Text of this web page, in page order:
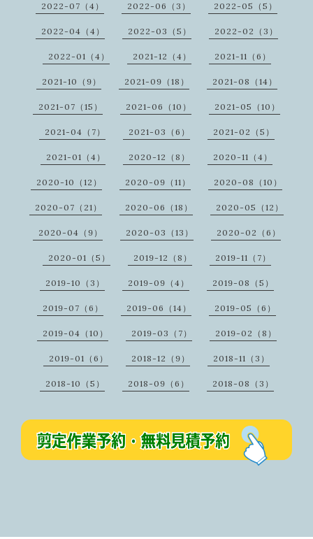
2022-07（4） 2022-06（3） 2022-05（5）
2022-04（4） 2022-03（5） 2022-02（3）
2022-01（4） 2021-12（4） 2021-11（6）
2021-10（9） 2021-09（18） 2021-08（14）
2021-07（15） 2021-06（10） 2021-05（10）
2021-04（7） 2021-03（6） 2021-02（5）
2021-01（4） 2020-12（8） 2020-11（4）
2020-10（12） 2020-09（11） 2020-08（10）
2020-07（21） 2020-06（18） 2020-05（12）
2020-04（9） 2020-03（13） 2020-02（6）
2020-01（5） 2019-12（8） 2019-11（7）
2019-10（3） 2019-09（4） 2019-08（5）
2019-07（6） 2019-06（14） 2019-05（6）
2019-04（10） 2019-03（7） 2019-02（8）
2019-01（6） 2018-12（9） 2018-11（3）
2018-10（5） 2018-09（6） 2018-08（3）